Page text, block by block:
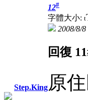
Step.King
12#
字體大小: t
2008/8/8
回復
原